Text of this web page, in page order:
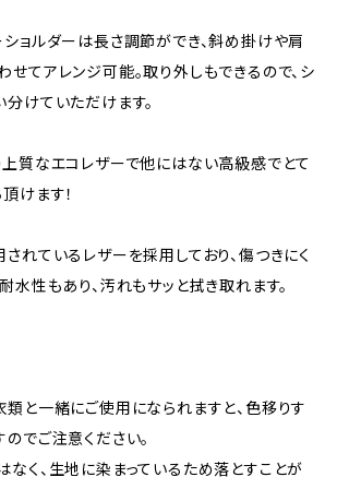
ョルダーは長さ調節ができ、斜め掛けや肩
てアレンジ可能。取り外しもできるので、シ
けていただけます。
質なエコレザーで他にはない高級感でとて
けます！
れているレザーを採用しており、傷つきにく
水性もあり、汚れもサッと拭き取れます。
と一緒にご使用になられますと、色移りす
でご注意ください。
く、生地に染まっているため落とすことが